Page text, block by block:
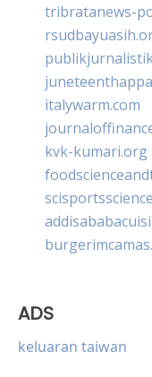
tribratanews-
italywarm.com
kvk-kumari.org
ADS
keluaran taiwan